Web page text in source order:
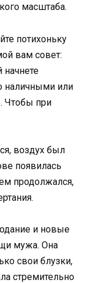
масштаба.
потихоньку
вам совет:
начнете
наличными или
Чтобы при
воздух был
появилась
продолжался,
и новые
мужа. Она
свои блузки,
стремительно